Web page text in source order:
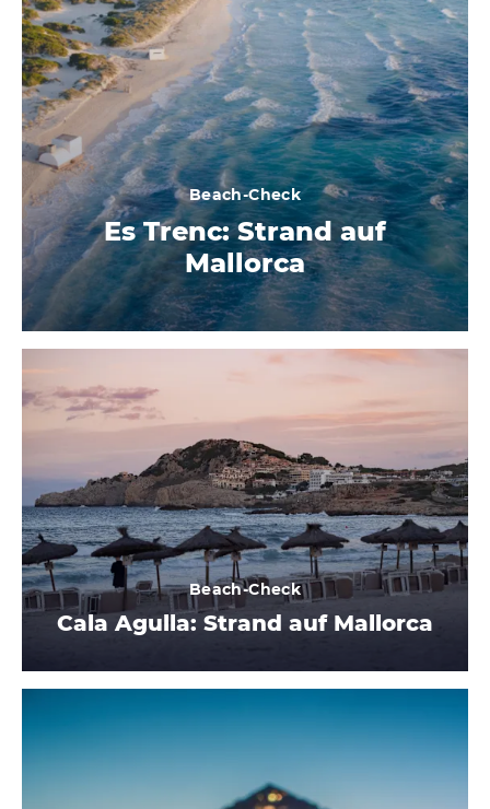
Beach-Check
Es Trenc: Strand auf
Mallorca
Beach-Check
Cala Agulla: Strand auf Mallorca